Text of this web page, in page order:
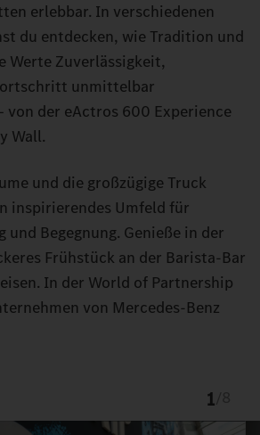
erlebbar. In verschiedenen
du entdecken, wie Tradition und
Werte Zuverlässigkeit,
unmittelbar
von der eActros 600 Experience
Wall.
und die großzügige Truck
inspirierendes Umfeld für
und Begegnung. Genieße in der
Frühstück an der Barista-Bar
In der World of Partnership
von Mercedes-Benz
1